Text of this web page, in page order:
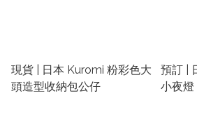
現貨 | 日本 Kuromi 粉彩色大
頭造型收納包公仔
預訂 |
小夜燈